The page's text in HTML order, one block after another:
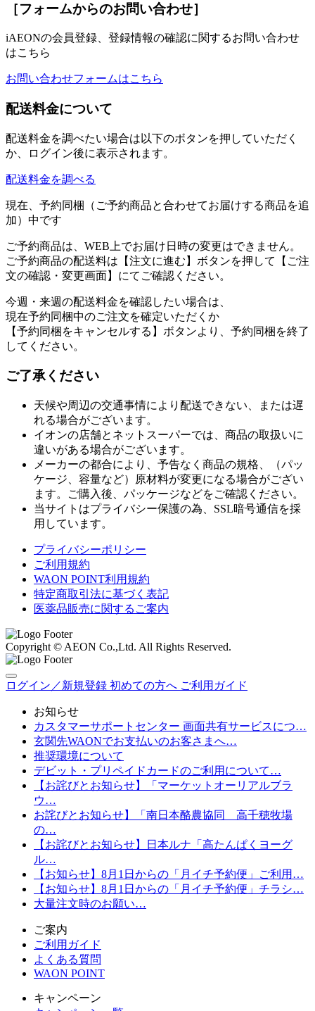
［フォームからのお問い合わせ］
iAEONの会員登録、登録情報の確認に関するお問い合わせ
はこちら
お問い合わせフォームはこちら
配送料金について
配送料金を調べたい場合は以下のボタンを押していただく
か、ログイン後に表示されます。
配送料金を調べる
現在、予約同梱（ご予約商品と合わせてお届けする商品を追
加）中です
ご予約商品は、WEB上でお届け日時の変更はできません。
ご予約商品の配送料は【注文に進む】ボタンを押して【ご注
文の確認・変更画面】にてご確認ください。
今週・来週の配送料金を確認したい場合は、
現在予約同梱中のご注文を確定いただくか
【予約同梱をキャンセルする】ボタンより、予約同梱を終了
してください。
ご了承ください
天候や周辺の交通事情により配送できない、または遅
れる場合がございます。
イオンの店舗とネットスーパーでは、商品の取扱いに
違いがある場合がございます。
メーカーの都合により、予告なく商品の規格、（パッ
ケージ、容量など）原材料が変更になる場合がござい
ます。ご購入後、パッケージなどをご確認ください。
当サイトはプライバシー保護の為、SSL暗号通信を採
用しています。
プライバシーポリシー
ご利用規約
WAON POINT利用規約
特定商取引法に基づく表記
医薬品販売に関するご案内
Copyright © AEON Co.,Ltd. All Rights Reserved.
ログイン／新規登録 初めての方へ ご利用ガイド
お知らせ
カスタマーサポートセンター 画面共有サービスにつ…
玄関先WAONでお支払いのお客さまへ…
推奨環境について
デビット・プリペイドカードのご利用について…
【お詫びとお知らせ】「マーケットオーリアルブラ
ウ…
お詫びとお知らせ】「南日本酪農協同 高千穂牧場
の…
【お詫びとお知らせ】日本ルナ「高たんぱくヨーグ
ル…
【お知らせ】8月1日からの「月イチ予約便」ご利用…
【お知らせ】8月1日からの「月イチ予約便」チラシ…
大量注文時のお願い…
ご案内
ご利用ガイド
よくある質問
WAON POINT
キャンペーン